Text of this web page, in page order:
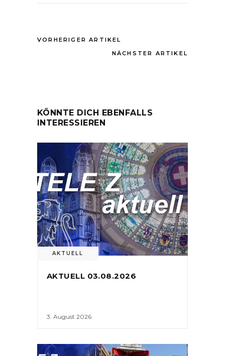
VORHERIGER ARTIKEL
NÄCHSTER ARTIKEL
KÖNNTE DICH EBENFALLS
INTERESSIEREN
AKTUELL
AKTUELL 03.08.2026
3. August 2026